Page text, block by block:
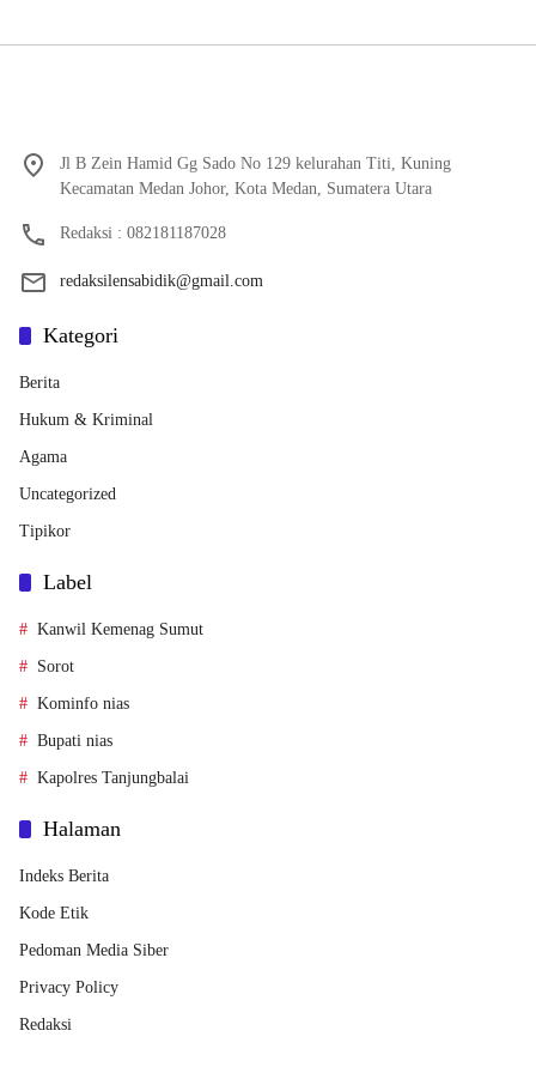
Jl B Zein Hamid Gg Sado No 129 kelurahan Titi, Kuning
Kecamatan Medan Johor, Kota Medan, Sumatera Utara
Redaksi : 082181187028
redaksilensabidik@gmail.com
Kategori
Berita
Hukum & Kriminal
Agama
Uncategorized
Tipikor
Label
Kanwil Kemenag Sumut
Sorot
Kominfo nias
Bupati nias
Kapolres Tanjungbalai
Halaman
Indeks Berita
Kode Etik
Pedoman Media Siber
Privacy Policy
Redaksi